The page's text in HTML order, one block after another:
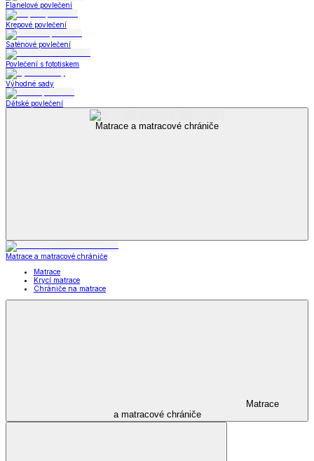
Flanelové povlečení
Krepové povlečení
Saténové povlečení
Povlečení s fototiskem
Výhodné sady
Dětské povlečení
Matrace a matracové chrániče
Matrace a matracové chrániče
Matrace
Krycí matrace
Chrániče na matrace
Matrace
a matracové chrániče